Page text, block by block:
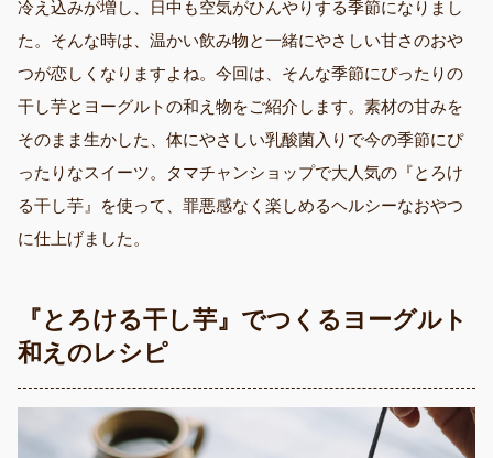
冷え込みが増し、日中も空気がひんやりする季節になりまし
た。そんな時は、温かい飲み物と一緒にやさしい甘さのおや
つが恋しくなりますよね。今回は、そんな季節にぴったりの
干し芋とヨーグルトの和え物をご紹介します。素材の甘みを
そのまま生かした、体にやさしい乳酸菌入りで今の季節にぴ
ったりなスイーツ。タマチャンショップで大人気の『とろけ
る干し芋』を使って、罪悪感なく楽しめるヘルシーなおやつ
に仕上げました。
『とろける干し芋』でつくるヨーグルト
和えのレシピ